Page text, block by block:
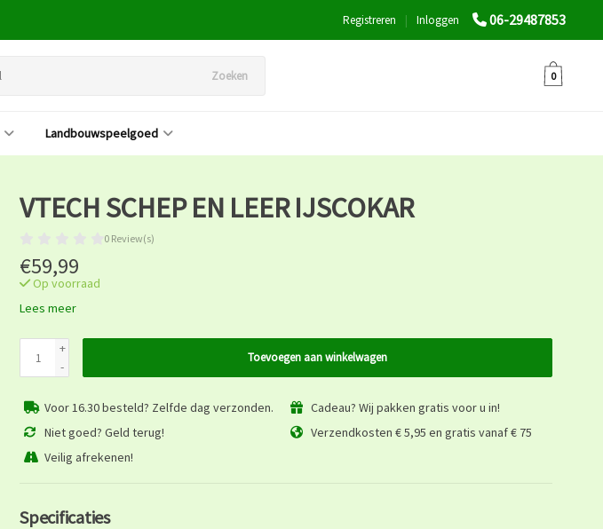
06-29487853
Inloggen
|
Registreren
Zoeken 0
Landbouwspeelgoed
VTECH SCHEP EN LEER IJSCOKAR
0 Review(s)
€59,99
Op voorraad
Lees meer
+
-
Toevoegen aan winkelwagen
Voor 16.30 besteld? Zelfde dag verzonden.
Cadeau? Wij pakken gratis voor u in!
Niet goed? Geld terug!
Verzendkosten € 5,95 en gratis vanaf € 75
Veilig afrekenen!
Specificaties